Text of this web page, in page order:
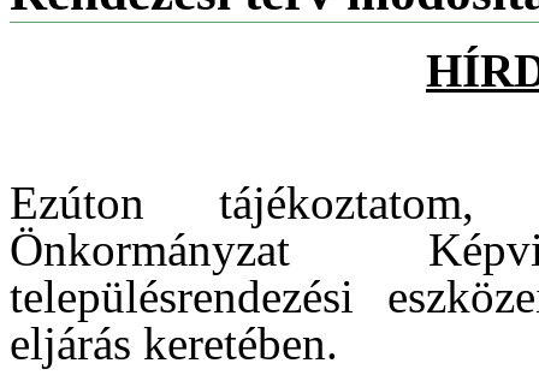
Ezúton
Önkormányzat
településrendezési
eljárás keretében.